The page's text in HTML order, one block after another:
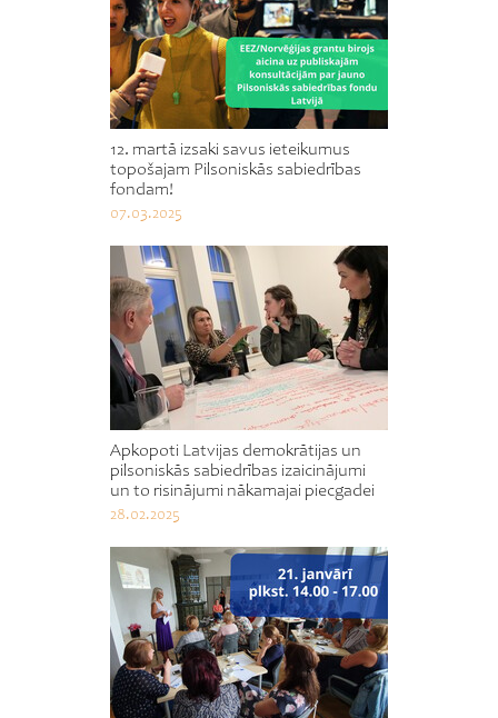
12. martā izsaki savus ieteikumus
topošajam Pilsoniskās sabiedrības
fondam!
07.03.2025
Apkopoti Latvijas demokrātijas un
pilsoniskās sabiedrības izaicinājumi
un to risinājumi nākamajai piecgadei
28.02.2025